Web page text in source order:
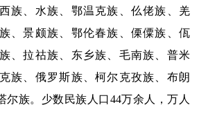
族、水族、鄂温克族、仫佬族、羌
、景颇族、鄂伦春族、傈僳族、佤
、拉祜族、东乡族、毛南族、普米
族、俄罗斯族、柯尔克孜族、布朗
尔族。少数民族人口44万余人，万人